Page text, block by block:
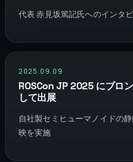
代表 赤見坂篤記氏へのインタ
2025.09.09
ROSCon JP 2025 にブロ
して出展
自社製セミヒューマノイドの
映を実施